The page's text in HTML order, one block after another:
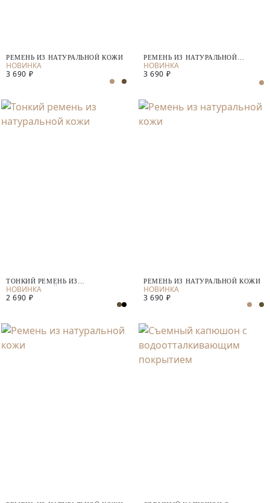
РЕМЕНЬ ИЗ НАТУРАЛЬНОЙ КОЖИ
3 690 ₽
РЕМЕНЬ ИЗ НАТУРАЛЬНОЙ
ЗАМШИ
3 690 ₽
ТОНКИЙ РЕМЕНЬ ИЗ
НАТУРАЛЬНОЙ КОЖИ
2 690 ₽
РЕМЕНЬ ИЗ НАТУРАЛЬНОЙ КОЖИ
3 690 ₽